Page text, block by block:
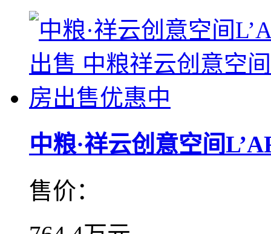
中粮·祥云创意空间
售价：